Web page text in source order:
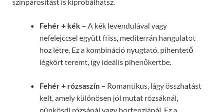
Fehér + kék – A kék levendulával vagy
nefelejccsel együtt friss, mediterrán hangulatot
hoz létre. Ez a kombináció nyugtató, pihentető
légkört teremt, így ideális pihenőkertbe.
Fehér + rózsaszín – Romantikus, lágy összhatást
kelt, amely különösen jól mutat rózsáknál,
pünkösdi rózsánál vagy hortenziánál. Ez a